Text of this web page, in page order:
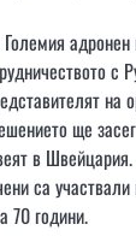
Големия
с
на
ще
в
са
70 години.